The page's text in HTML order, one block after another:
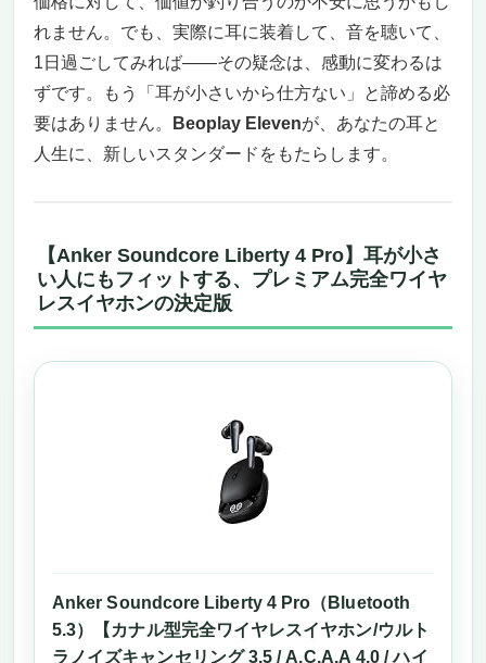
れません。でも、実際に耳に装着して、音を聴いて、
1日過ごしてみれば——その疑念は、感動に変わるは
ずです。もう「耳が小さいから仕方ない」と諦める必
要はありません。
Beoplay Elevenが、あなたの耳と
人生に、新しいスタンダードをもたらします。
【Anker Soundcore Liberty 4 Pro】耳が小さ
い人にもフィットする、プレミアム完全ワイヤ
レスイヤホンの決定版
Anker Soundcore Liberty 4 Pro（Bluetooth
5.3）【カナル型完全ワイヤレスイヤホン/ウルト
ラノイズキャンセリング 3.5 / A.C.A.A 4.0 / ハイ